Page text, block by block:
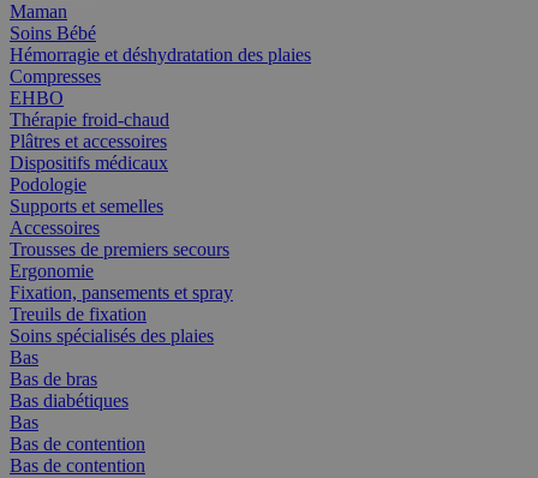
Maman
Soins Bébé
Hémorragie et déshydratation des plaies
Compresses
EHBO
Thérapie froid-chaud
Plâtres et accessoires
Dispositifs médicaux
Podologie
Supports et semelles
Accessoires
Trousses de premiers secours
Ergonomie
Fixation, pansements et spray
Treuils de fixation
Soins spécialisés des plaies
Bas
Bas de bras
Bas diabétiques
Bas
Bas de contention
Bas de contention